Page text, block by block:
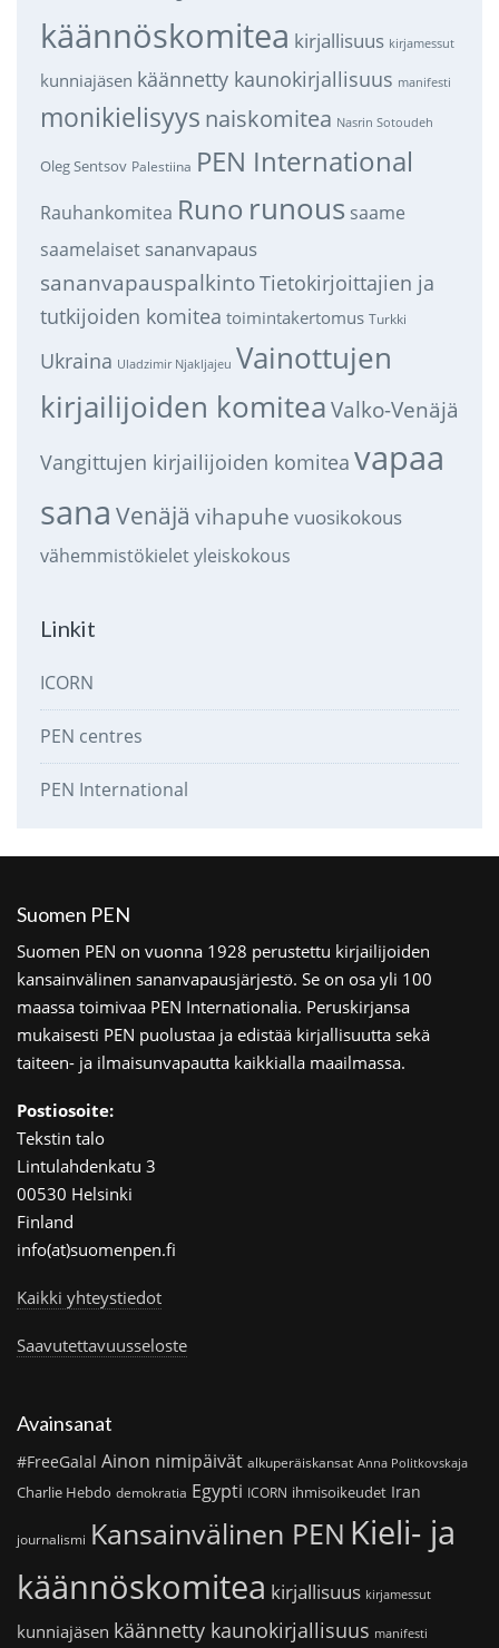
käännöskomitea kirjallisuus kirjamessut
kunniajäsen käännetty kaunokirjallisuus manifesti
monikielisyys naiskomitea Nasrin Sotoudeh
Oleg Sentsov Palestiina PEN International
Rauhankomitea Runo runous saame
saamelaiset sananvapaus
sananvapauspalkintoTietokirjoittajien ja
tutkijoiden komitea toimintakertomus Turkki
Ukraina Uladzimir Njakljajeu Vainottujen
kirjailijoiden komitea Valko-Venäjä
Vangittujen kirjailijoiden komitea vapaa
sana Venäjä vihapuhe vuosikokous
vähemmistökieletyleiskokous
Linkit
ICORN
PEN centres
PEN International
Suomen PEN
Suomen PEN on vuonna 1928 perustettu kirjailijoiden
kansainvälinen sananvapausjärjestö. Se on osa yli 100
maassa toimivaa PEN Internationalia. Peruskirjansa
mukaisesti PEN puolustaa ja edistää kirjallisuutta sekä
taiteen- ja ilmaisunvapautta kaikkialla maailmassa.
Postiosoite:
Tekstin talo
Lintulahdenkatu 3
00530 Helsinki
Finland
info(at)suomenpen.fi
Kaikki yhteystiedot
Saavutettavuusseloste
Avainsanat
#FreeGalal Ainon nimipäivät alkuperäiskansat Anna Politkovskaja
Charlie Hebdo demokratia Egypti ICORN ihmisoikeudet Iran
journalismi Kansainvälinen PEN Kieli- ja
käännöskomitea kirjallisuus kirjamessut
kunniajäsen käännetty kaunokirjallisuus manifesti